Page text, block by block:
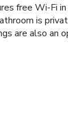
free Wi-Fi
is
are also an